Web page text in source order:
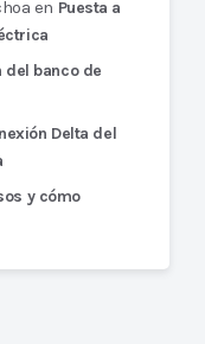
en Puesta a
del banco de
Delta del
y cómo